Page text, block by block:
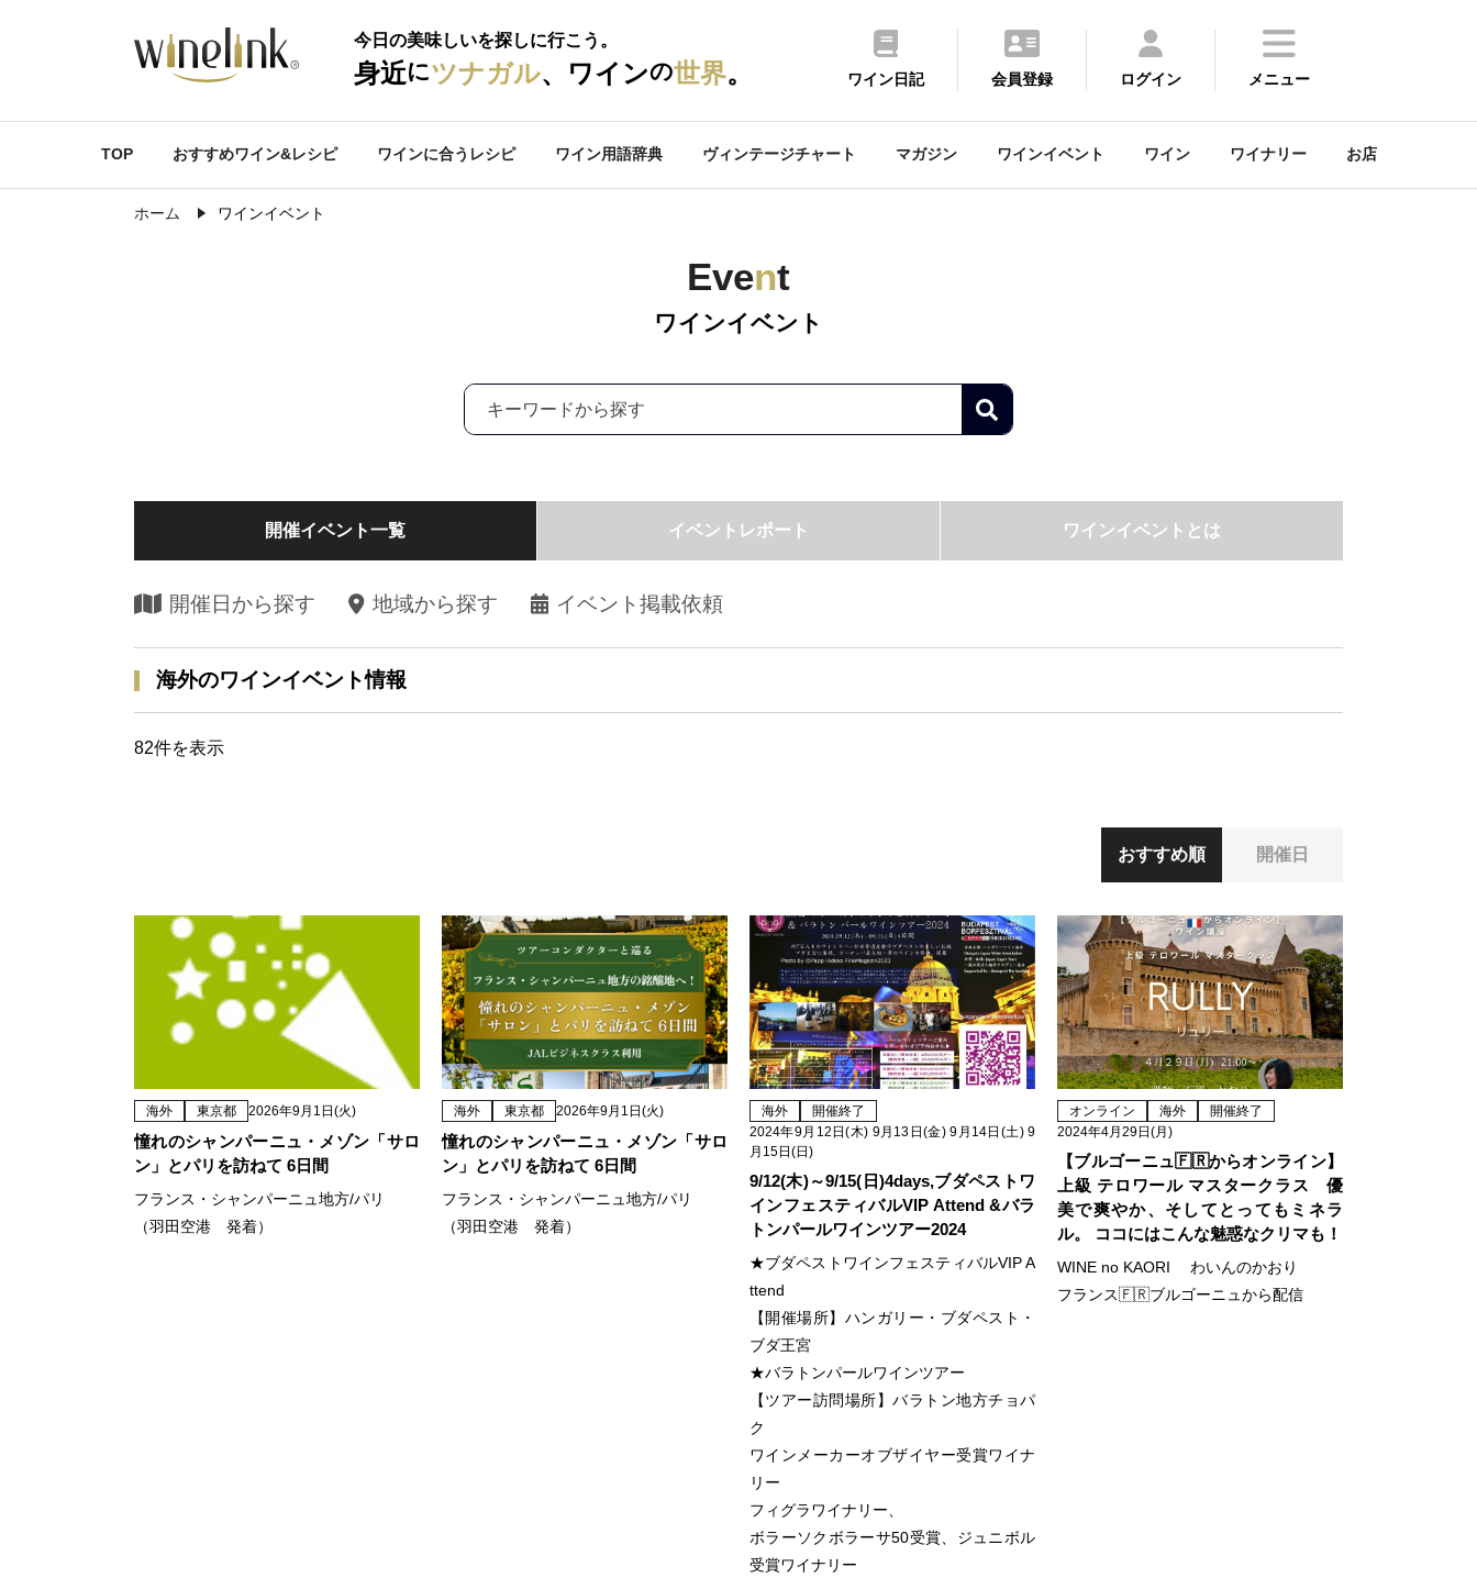
今日の美味しいを探しに行こう。
身近にツナガル、ワインの世界。 ワイン日記 会員登録 ログイン メニュー
TOP おすすめワイン&レシピ ワインに合うレシピ ワイン用語辞典 ヴィンテージチャート マガジン ワインイベント ワイン ワイナリー お店
ホーム ワインイベント
Event
ワインイベント
開催イベント一覧 イベントレポート ワインイベントとは
開催日から探す 地域から探す イベント掲載依頼
海外のワインイベント情報
82件を表示
開催日
おすすめ順
海外 東京都 2026年9月1日(火)
憧れのシャンパーニュ・メゾン「サロ
ン」とパリを訪ねて 6日間
フランス・シャンパーニュ地方/パリ
（羽田空港 発着）
海外 東京都 2026年9月1日(火)
憧れのシャンパーニュ・メゾン「サロ
ン」とパリを訪ねて 6日間
フランス・シャンパーニュ地方/パリ
（羽田空港 発着）
海外
開催終了
2024年9月12日(木) 9月13日(金) 9月14日(土) 9
月15日(日)
9/12(木)～9/15(日)4days,ブダペストワ
インフェスティバルVIP Attend &バラ
トンパールワインツアー2024
★ブダペストワインフェスティバルVIP A
ttend
【開催場所】ハンガリー・ブダペスト・
ブダ王宮
★バラトンパールワインツアー
【ツアー訪問場所】バラトン地方チョパ
ク
ワインメーカーオブザイヤー受賞ワイナ
リー
フィグラワイナリー、
ボラーソクボラーサ50受賞、ジュニボル
受賞ワイナリー
オンライン 海外
開催終了
2024年4月29日(月)
【ブルゴーニュ🇫🇷からオンライン】
上級 テロワール マスタークラス 優
美で爽やか、そしてとってもミネラ
ル。 ココにはこんな魅惑なクリマも！
WINE no KAORI わいんのかおり
フランス🇫🇷ブルゴーニュから配信